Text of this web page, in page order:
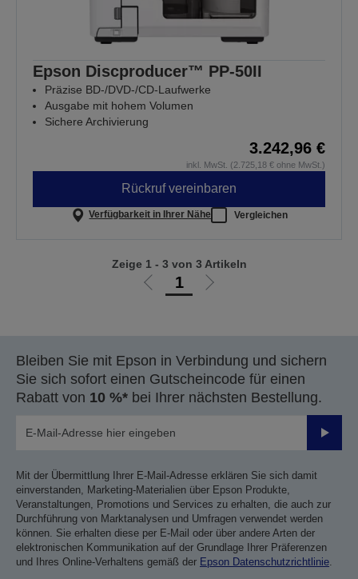
Epson Discproducer™ PP-50II
Präzise BD-/DVD-/CD-Laufwerke
Ausgabe mit hohem Volumen
Sichere Archivierung
3.242,96 €
inkl. MwSt. (2.725,18 € ohne MwSt.)
Rückruf vereinbaren
Verfügbarkeit in Ihrer Nähe Vergleichen
Zur
1
Zur
Zeige 1 - 3 von 3 Artikeln
Bleiben Sie mit Epson in Verbindung und sichern
Sie sich sofort einen Gutscheincode für einen
Rabatt von 10 %* bei Ihrer nächsten Bestellung.
Mit der Übermittlung Ihrer E-Mail-Adresse erklären Sie sich damit
einverstanden, Marketing-Materialien über Epson Produkte,
Veranstaltungen, Promotions und Services zu erhalten, die auch zur
Durchführung von Marktanalysen und Umfragen verwendet werden
können. Sie erhalten diese per E-Mail oder über andere Arten der
elektronischen Kommunikation auf der Grundlage Ihrer Präferenzen
und Ihres Online-Verhaltens gemäß der Epson Datenschutzrichtlinie